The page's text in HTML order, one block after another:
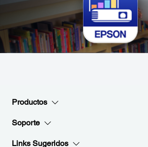
Productos
Soporte
Links Sugeridos